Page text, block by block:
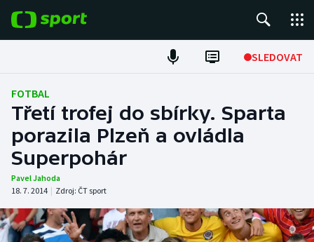
SLEDOVAT
Fotbal
Hokej
Tenis
Atletika
Cyklistika
FOTBAL
Třetí trofej do sbírky. Sparta
porazila Plzeň a ovládla
Superpohár
Pavel Jahoda
18. 7. 2014 | Zdroj: ČT sport